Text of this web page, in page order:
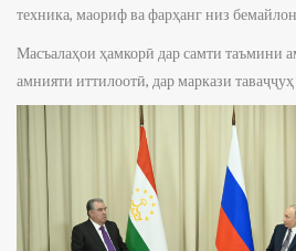
техника, маориф ва фарҳанг низ
Масъалаҳои ҳамкорӣ дар самти таъмини
амнияти иттилоотӣ, дар маркази